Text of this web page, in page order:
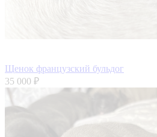
Щенок французский бульдог
35 000 ₽